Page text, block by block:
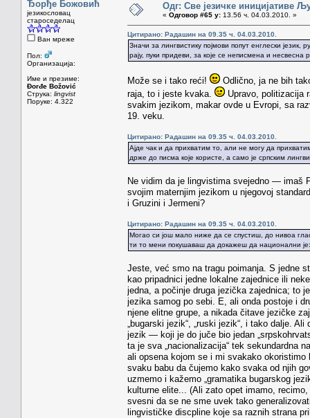
Ђорђе Божовић
језикословац
староседелац
Ван мреже
Пол:
Организација:
Име и презиме:
Đorđe Božović
Струка: lingvist
Поруке: 4.322
Одг: Све језичке иницијативе
« Одговор #65 у: 13.56 ч. 04.03.2010. »
Цитирано: Радашин на 09.35 ч. 04.03.2010.
Значи за лингвистику појмови попут енглески
рају, пуки придеви, за које се неписмена и
Može se i tako reći!
Odlično, ja ne bih
raja, to i jeste kvaka.
Upravo, politizacija
svakim jezikom, makar ovde u Evropi, sa
19. veku.
Цитирано: Радашин на 09.35 ч. 04.03.2010.
Ајде чак и да прихватим то, али не могу да
држе до писма које користе, а само је српским
Ne vidim da je lingvistima svejedno — imaš
svojim maternjim jezikom u njegovoj
i Gruzini i Jermeni?
Цитирано: Радашин на 09.35 ч. 04.03.2010.
Могао си још мало ниже да се спустиш, до нивоа
ти то мени покушаваш да докажеш да национални
Jeste, već smo na tragu poimanja. S jedne
kao pripadnici jedne lokalne zajednice ili
jedna, a počinje druga jezička zajednica; to
jezika samog po sebi. E, ali onda postoje i
njene elitne grupe, a nikada čitave jezičke
„bugarski jezik“, „ruski jezik“, i tako dalje.
jezik — koji je do juče bio jedan
ta je sva „nacionalizacija“ tek sekundardna
ali opsena kojom se i mi svakako
svaku babu da čujemo kako svaka od njih
uzmemo i kažemo „gramatika bugarskog
kulturne elite... (Ali zato opet imamo,
svesni da se ne sme uvek tako
lingvističke discpline koje sa raznih strana